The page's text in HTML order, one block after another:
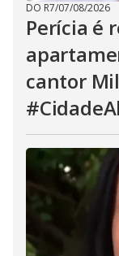
DO R7/07/08/2026
Perícia é
cantor